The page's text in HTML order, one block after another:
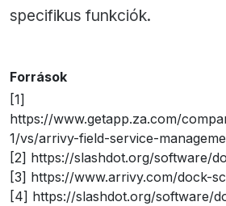
specifikus funkciók.
Források
[1]
https://www.getapp.za.com/
1/vs/arrivy-field-service-
[2] https://slashdot.org/software/
[3] https://www.arrivy.com/dock-
[4] https://slashdot.org/software/